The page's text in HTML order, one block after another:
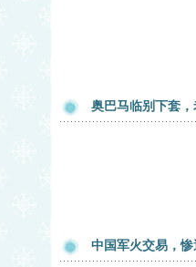
奥巴马临别下套
中国军火交易，